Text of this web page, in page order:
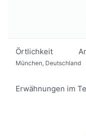
Örtlichkeit
München, Deutschland
Erwähnungen im